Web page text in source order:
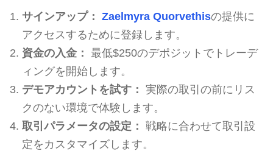
サインアップ： Zaelmyra Quorvethisの提供に
アクセスするために登録します。
資金の入金： 最低$250のデポジットでトレーデ
ィングを開始します。
デモアカウントを試す： 実際の取引の前にリス
クのない環境で体験します。
取引パラメータの設定： 戦略に合わせて取引設
定をカスタマイズします。